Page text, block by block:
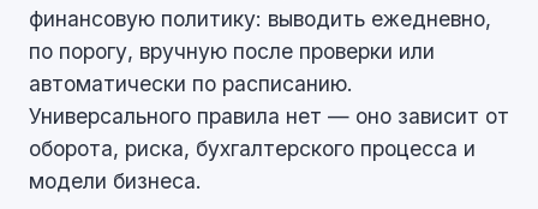
финансовую политику: выводить ежедневно,
по порогу, вручную после проверки или
автоматически по расписанию.
Универсального правила нет — оно зависит от
оборота, риска, бухгалтерского процесса и
модели бизнеса.